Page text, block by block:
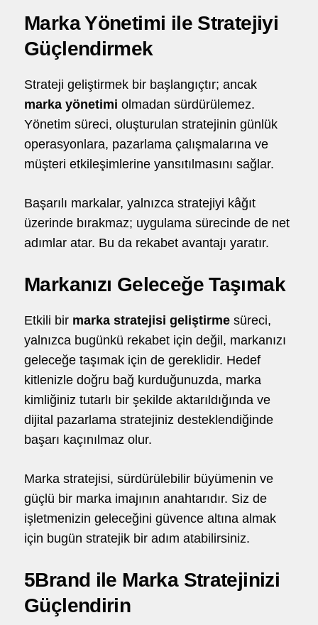
Marka Yönetimi ile Stratejiyi
Güçlendirmek
Strateji geliştirmek bir başlangıçtır; ancak
marka yönetimi olmadan sürdürülemez.
Yönetim süreci, oluşturulan stratejinin günlük
operasyonlara, pazarlama çalışmalarına ve
müşteri etkileşimlerine yansıtılmasını sağlar.
Başarılı markalar, yalnızca stratejiyi kâğıt
üzerinde bırakmaz; uygulama sürecinde de net
adımlar atar. Bu da rekabet avantajı yaratır.
Markanızı Geleceğe Taşımak
Etkili bir marka stratejisi geliştirme süreci,
yalnızca bugünkü rekabet için değil, markanızı
geleceğe taşımak için de gereklidir. Hedef
kitlenizle doğru bağ kurduğunuzda, marka
kimliğiniz tutarlı bir şekilde aktarıldığında ve
dijital pazarlama stratejiniz desteklendiğinde
başarı kaçınılmaz olur.
Marka stratejisi, sürdürülebilir büyümenin ve
güçlü bir marka imajının anahtarıdır. Siz de
işletmenizin geleceğini güvence altına almak
için bugün stratejik bir adım atabilirsiniz.
5Brand ile Marka Stratejinizi
Güçlendirin